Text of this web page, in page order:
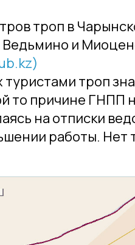
троп в
и
троп
то причине ГНПП
на отписки
работы. Нет